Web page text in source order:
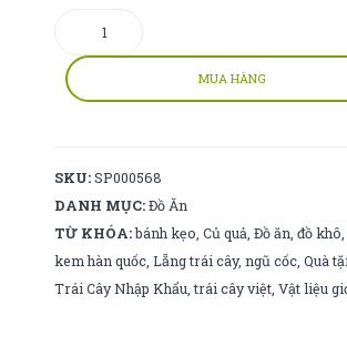
Much
lượng
MUA HÀNG
SKU: SP000568
DANH MỤC: Đồ Ăn
TỪ KHÓA: bánh kẹo ,Củ quả ,Đồ ăn ,đồ khô
kem hàn quốc ,Lẵng trái cây,ngũ cốc ,Quà
Trái Cây Nhập Khẩu ,trái cây việt ,Vật liệu